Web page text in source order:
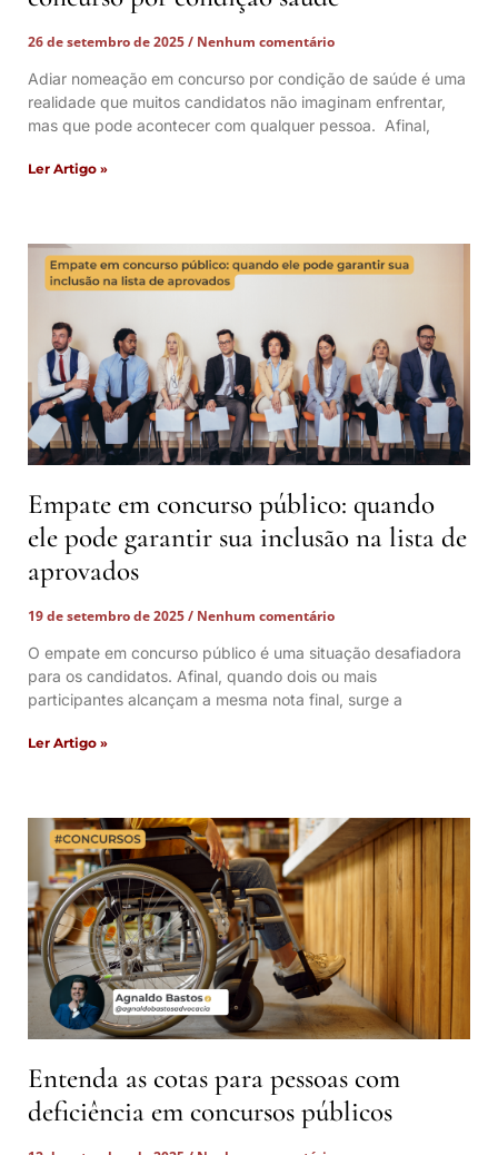
26 de setembro de 2025
Nenhum comentário
Adiar nomeação em concurso por condição de saúde é uma
realidade que muitos candidatos não imaginam enfrentar,
mas que pode acontecer com qualquer pessoa. Afinal,
Ler Artigo »
Empate em concurso público: quando
ele pode garantir sua inclusão na lista de
aprovados
19 de setembro de 2025
Nenhum comentário
O empate em concurso público é uma situação desafiadora
para os candidatos. Afinal, quando dois ou mais
participantes alcançam a mesma nota final, surge a
Ler Artigo »
Entenda as cotas para pessoas com
deficiência em concursos públicos